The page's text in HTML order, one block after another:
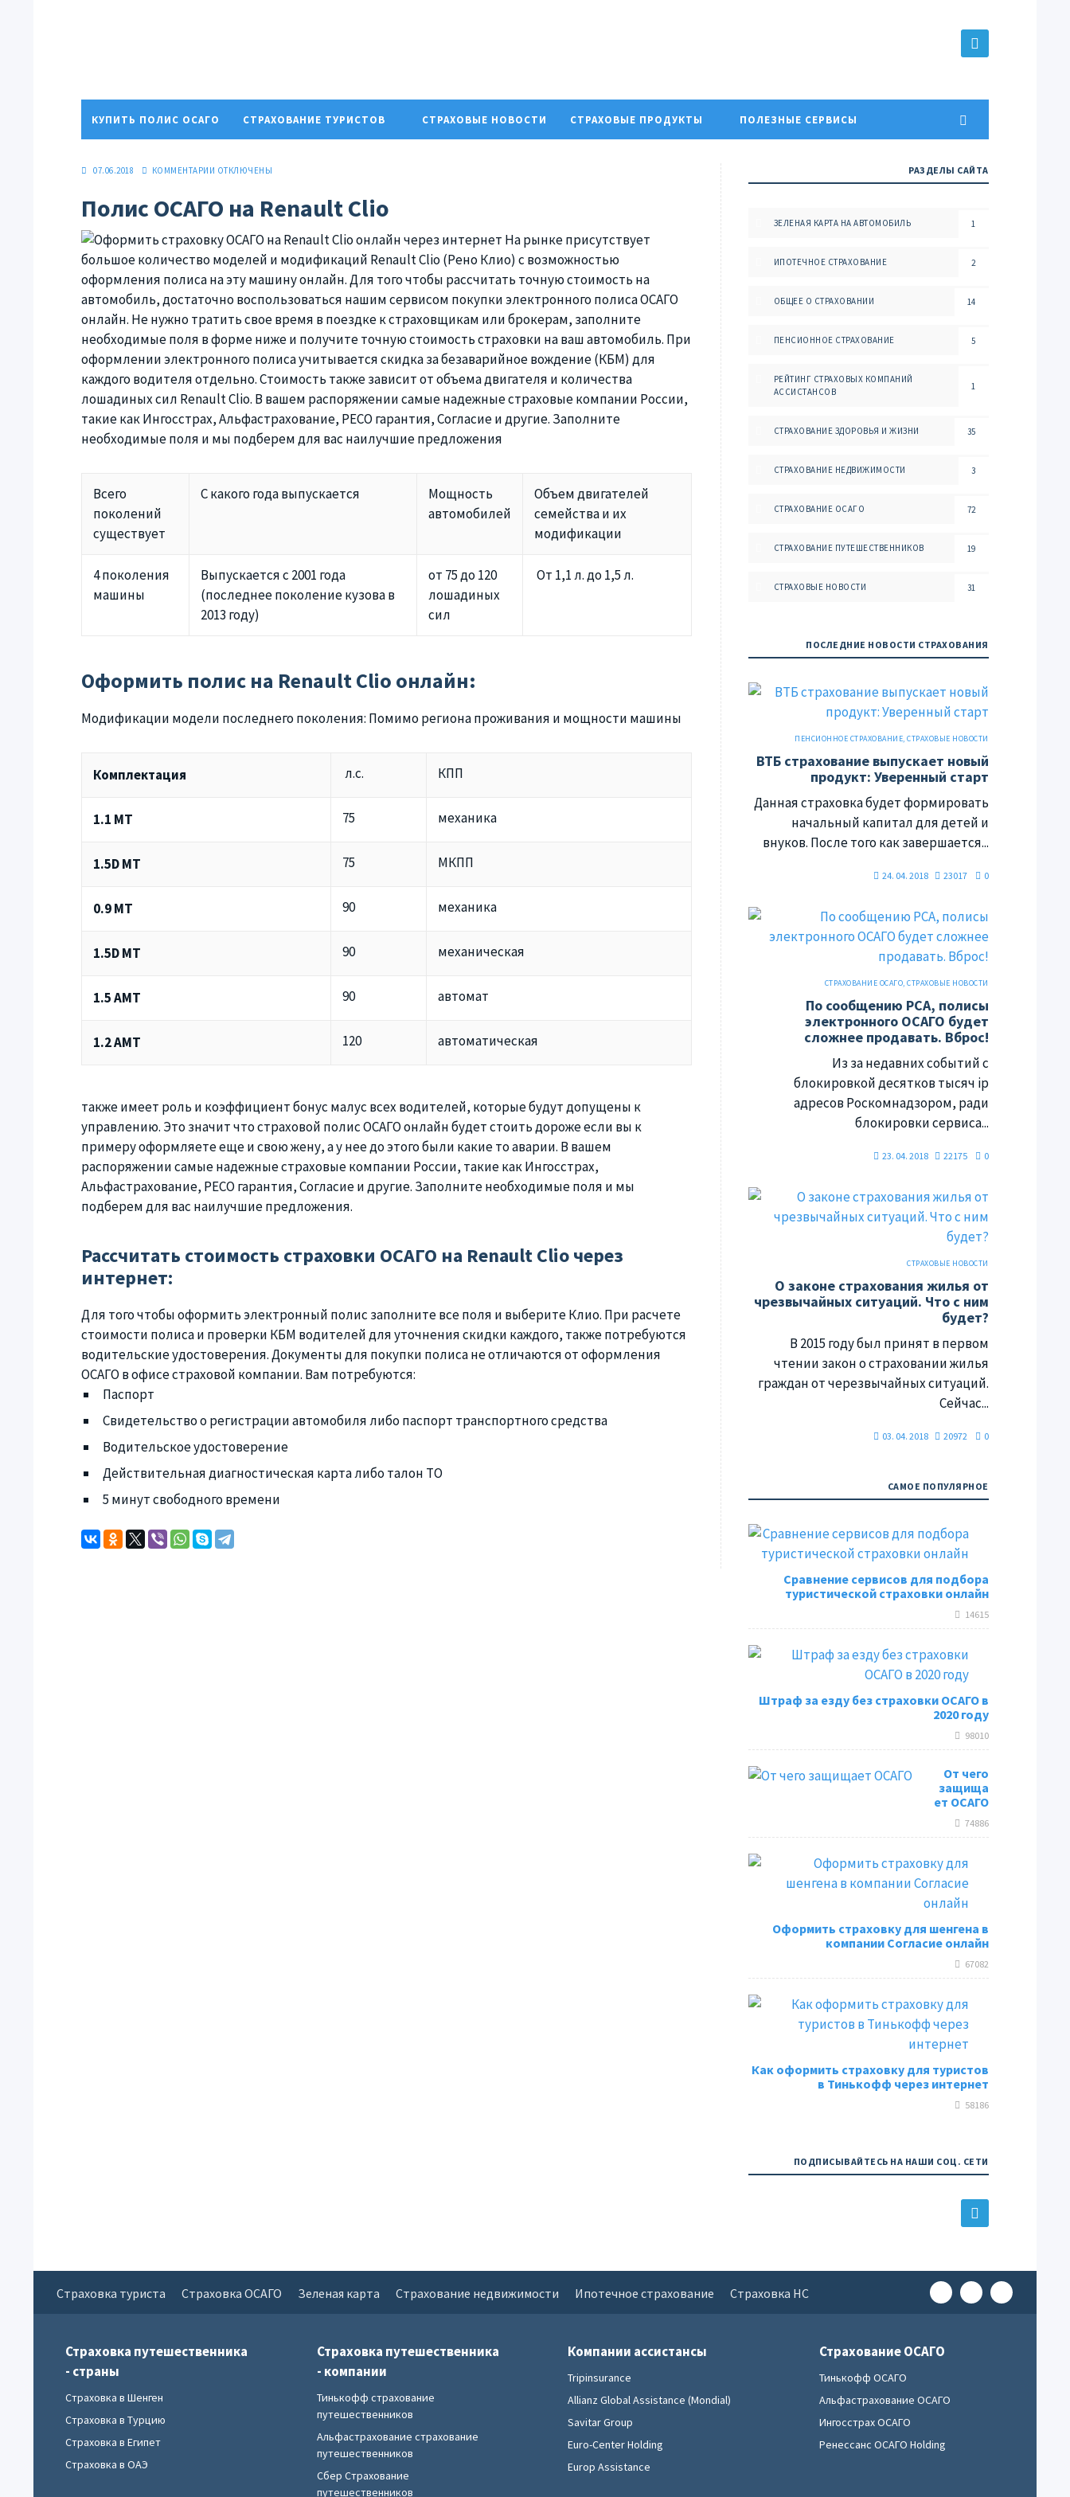
КУПИТЬ ПОЛИС ОСАГО СТРАХОВАНИЕ ТУРИСТОВ СТРАХОВЫЕ НОВОСТИ СТРАХОВЫЕ ПРОДУКТЫ ПОЛЕЗНЫЕ СЕРВИСЫ
07.06.2018 КОММЕНТАРИИ ОТКЛЮЧЕНЫ
Полис ОСАГО на Renault Clio
На рынке присутствует
большое количество моделей и модификаций Renault Clio (Рено Клио) с возможностью
оформления полиса на эту машину онлайн. Для того чтобы рассчитать точную стоимость на
автомобиль, достаточно воспользоваться нашим сервисом покупки электронного полиса ОСАГО
онлайн. Не нужно тратить свое время в поездке к страховщикам или брокерам, заполните
необходимые поля в форме ниже и получите точную стоимость страховки на ваш автомобиль. При
оформлении электронного полиса учитывается скидка за безаварийное вождение (КБМ) для
каждого водителя отдельно. Стоимость также зависит от объема двигателя и количества
лошадиных сил Renault Clio. В вашем распоряжении самые надежные страховые компании России,
такие как Ингосстрах, Альфастрахование, РЕСО гарантия, Согласие и другие. Заполните
необходимые поля и мы подберем для вас наилучшие предложения
Всего
поколений
существует
С какого года выпускается
Мощность
автомобилей
Объем двигателей
семейства и их
модификации
4 поколения
машины
Выпускается с 2001 года
(последнее поколение кузова в
2013 году)
от 75 до 120
лошадиных
сил
От 1,1 л. до 1,5 л.
Оформить полис на Renault Clio онлайн:
Модификации модели последнего поколения:
Комплектация л.с. КПП
1.1 MT 75 механика
1.5D MT 75 МКПП
0.9 MT 90 механика
1.5D MT 90 механическая
1.5 AMT 90 автомат
1.2 AMT 120 автоматическая
Помимо региона проживания и мощности машины
также имеет роль и коэффициент бонус малус всех водителей, которые будут допущены к
управлению. Это значит что страховой полис ОСАГО онлайн будет стоить дороже если вы к
примеру оформляете еще и свою жену, а у нее до этого были какие то аварии. В вашем
распоряжении самые надежные страховые компании России, такие как Ингосстрах,
Альфастрахование, РЕСО гарантия, Согласие и другие. Заполните необходимые поля и мы
подберем для вас наилучшие предложения.
Рассчитать стоимость страховки ОСАГО на Renault Clio через
интернет:
Для того чтобы оформить электронный полис заполните все поля и выберите Клио. При расчете
стоимости полиса и проверки КБМ водителей для уточнения скидки каждого, также потребуются
водительские удостоверения. Документы для покупки полиса не отличаются от оформления
ОСАГО в офисе страховой компании. Вам потребуются:
Паспорт
Свидетельство о регистрации автомобиля либо паспорт транспортного средства
Водительское удостоверение
Действительная диагностическая карта либо талон ТО
5 минут свободного времени
РАЗДЕЛЫ САЙТА
ЗЕЛЕНАЯ КАРТА НА АВТОМОБИЛЬ 1
ИПОТЕЧНОЕ СТРАХОВАНИЕ 2
ОБЩЕЕ О СТРАХОВАНИИ 14
ПЕНСИОННОЕ СТРАХОВАНИЕ 5
РЕЙТИНГ СТРАХОВЫХ КОМПАНИЙ
АССИСТАНСОВ
1
СТРАХОВАНИЕ ЗДОРОВЬЯ И ЖИЗНИ 35
СТРАХОВАНИЕ НЕДВИЖИМОСТИ 3
СТРАХОВАНИЕ ОСАГО 72
СТРАХОВАНИЕ ПУТЕШЕСТВЕННИКОВ 19
СТРАХОВЫЕ НОВОСТИ 31
ПОСЛЕДНИЕ НОВОСТИ СТРАХОВАНИЯ
ПЕНСИОННОЕ СТРАХОВАНИЕ,СТРАХОВЫЕ НОВОСТИ
ВТБ страхование выпускает новый
продукт: Уверенный старт
Данная страховка будет формировать
начальный капитал для детей и
внуков. После того как завершается...
24. 04. 2018 23017 0
СТРАХОВАНИЕ ОСАГО,СТРАХОВЫЕ НОВОСТИ
По сообщению РСА, полисы
электронного ОСАГО будет
сложнее продавать. Вброс!
Из за недавних событий с
блокировкой десятков тысяч ip
адресов Роскомнадзором, ради
блокировки сервиса...
23. 04. 2018 22175 0
СТРАХОВЫЕ НОВОСТИ
О законе страхования жилья от
чрезвычайных ситуаций. Что с ним
будет?
В 2015 году был принят в первом
чтении закон о страховании жилья
граждан от черезвычайных ситуаций.
Сейчас...
03. 04. 2018 20972 0
САМОЕ ПОПУЛЯРНОЕ
Сравнение сервисов для подбора
туристической страховки онлайн
14615
Штраф за езду без страховки ОСАГО в
2020 году
98010
От чего
защища
ет ОСАГО
74886
Оформить страховку для шенгена в
компании Согласие онлайн
67082
Как оформить страховку для туристов
в Тинькофф через интернет
58186
ПОДПИСЫВАЙТЕСЬ НА НАШИ СОЦ. СЕТИ
Страховка туриста Страховка ОСАГО Зеленая карта Страхование недвижимости Ипотечное страхование Страховка НС
Страховка путешественника
- страны
Страховка в Шенген
Страховка в Турцию
Страховка в Египет
Страховка в ОАЭ
Страховка путешественника
- компании
Тинькофф страхование
путешественников
Альфастрахование страхование
путешественников
Сбер Страхование
путешественников
Компании ассистансы
Tripinsurance
Allianz Global Assistance (Mondial)
Savitar Group
Euro-Center Holding
Europ Assistance
Страхование ОСАГО
Тинькофф ОСАГО
Альфастрахование ОСАГО
Ингосстрах ОСАГО
Ренессанс ОСАГО Holding